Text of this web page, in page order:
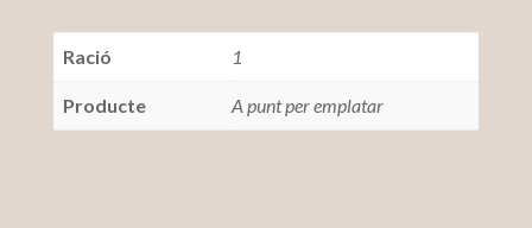
Ració 1
Producte A punt per emplatar